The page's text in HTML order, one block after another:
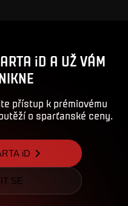
iD A UŽ VÁM
přístup k prémiovému
o sparťanské ceny.
iD
SE